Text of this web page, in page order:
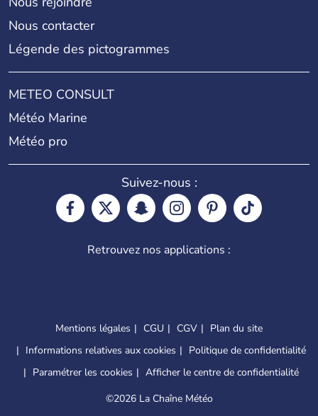
Nous contacter
Légende des pictogrammes
METEO CONSULT
Météo Marine
Météo pro
Suivez-nous :
Retrouvez nos applications :
Mentions légales CGU CGV
Plan du site
Informations relatives aux cookies
Politique de confidentialité
Paramétrer les cookies
Afficher le centre de confidentialité
©2026 La Chaîne Météo